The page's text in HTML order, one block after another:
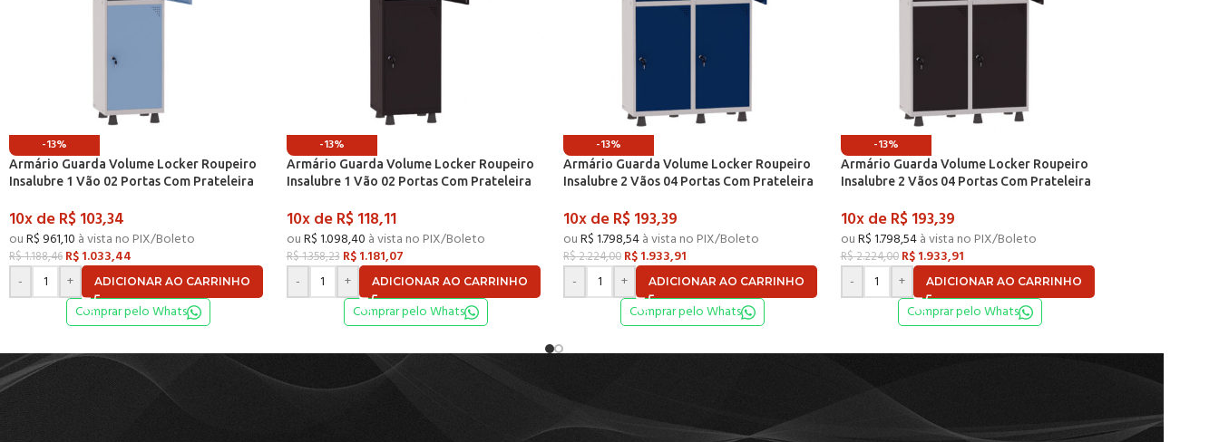
-13%
Armário Guarda Volume Locker Roupeiro
Insalubre 1 Vão 02 Portas Com Prateleira
10x deR$103,34
ouR$ 961,10 à vista no PIX/Boleto
R$1.188,46 R$1.033,44
-
+ ADICIONAR AO CARRINHO
Comprar pelo Whats
-13%
Armário Guarda Volume Locker Roupeiro
Insalubre 1 Vão 02 Portas Com Prateleira
10x deR$118,11
ouR$1.098,40 à vista no PIX/Boleto
R$1.358,23 R$1.181,07
-
+ ADICIONAR AO CARRINHO
Comprar pelo Whats
-13%
Armário Guarda Volume Locker Roupeiro
Insalubre 2 Vãos 04 Portas Com Prateleira
10x deR$193,39
ouR$1.798,54à vista no PIX/Boleto
R$2.224,00 R$1.933,91
-
+ ADICIONAR AO CARRINHO
Comprar pelo Whats
-13%
Armário Guarda Volume Locker Roupeiro
Insalubre 2 Vãos 04 Portas Com Prateleira
10x deR$193,39
ouR$1.798,54à vista no PIX/Boleto
R$2.224,00 R$1.933,91
-
+ ADICIONAR AO CARRINHO
Comprar pelo Whats